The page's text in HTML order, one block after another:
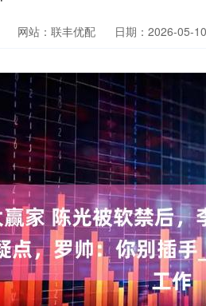
网站：联丰优配 日期：2026-05-